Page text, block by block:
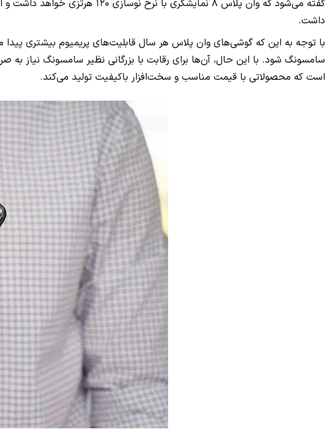
داشت.
با توجه به این که گوشی‌های وان پلاس هر سال قابلیت‌های پریمیوم بیشتری
سامسونگ شود. با این حال، آن‌ها برای رقابت با بزرگانی نظیر سامسونگ نیاز به
است که محصولاتی با قیمت مناسب و سخت‌افزار باکیفیت تولید می‌کند.